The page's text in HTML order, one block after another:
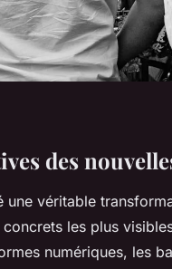
des
véritable
les plus
numériques, les